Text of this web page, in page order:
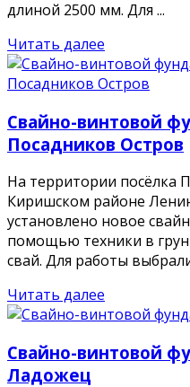
длиной 2500 мм. Для ...
Читать далее
Свайно-винтовой
Посадников Остров
На территории посёлка
Киришском районе
установлено новое
помощью техники в
свай. Для работы
Читать далее
Свайно-винтовой
Ладожец